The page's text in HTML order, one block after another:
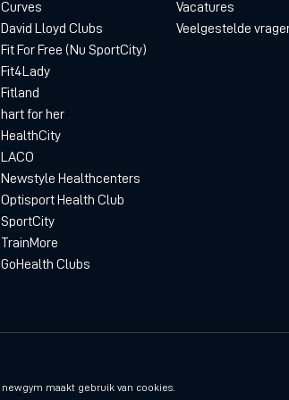
Curves
David Lloyd Clubs
Fit For Free (Nu SportCity)
Fit4Lady
Fitland
hart for her
HealthCity
LACO
Newstyle Healthcenters
Optisport Health Club
SportCity
TrainMore
GoHealth Clubs
Vacatures
Veelgestelde
newgym maakt gebruik van cookies.